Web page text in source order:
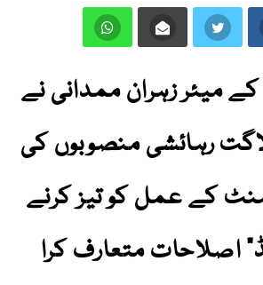
میئر زہران ممدانی نے
رہائشی منصوبوں کی
کے عمل کو تیز کرنے
اصلاحات متعارف کرا